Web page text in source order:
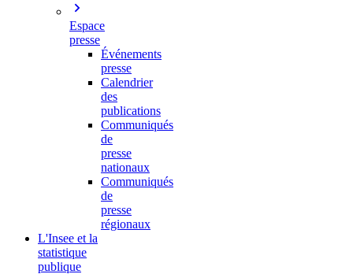
Espace
presse
Événements
presse
Calendrier
des
publications
Communiqués
de
presse
nationaux
Communiqués
de
presse
régionaux
L'Insee et la
statistique
publique